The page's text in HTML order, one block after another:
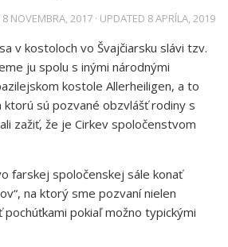
8 NOVEMBRA, 2017 · UPDATED 8 APRÍLA, 2019
v kostoloch vo Švajčiarsku slávi tzv.
ju spolu s inými národnými
kostole Allerheiligen, a to
ktorú sú pozvané obzvlášť rodiny s
zažiť, že je Cirkev spoločenstvom
farskej spoločenskej sále konať
na ktorý sme pozvaní nielen
pokiaľ možno typickými